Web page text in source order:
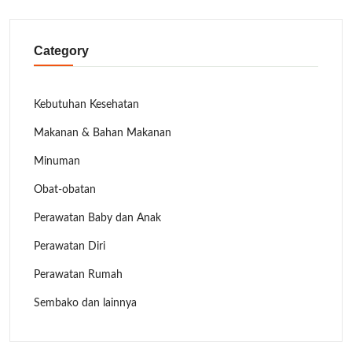
Category
Kebutuhan Kesehatan
Makanan & Bahan Makanan
Minuman
Obat-obatan
Perawatan Baby dan Anak
Perawatan Diri
Perawatan Rumah
Sembako dan lainnya